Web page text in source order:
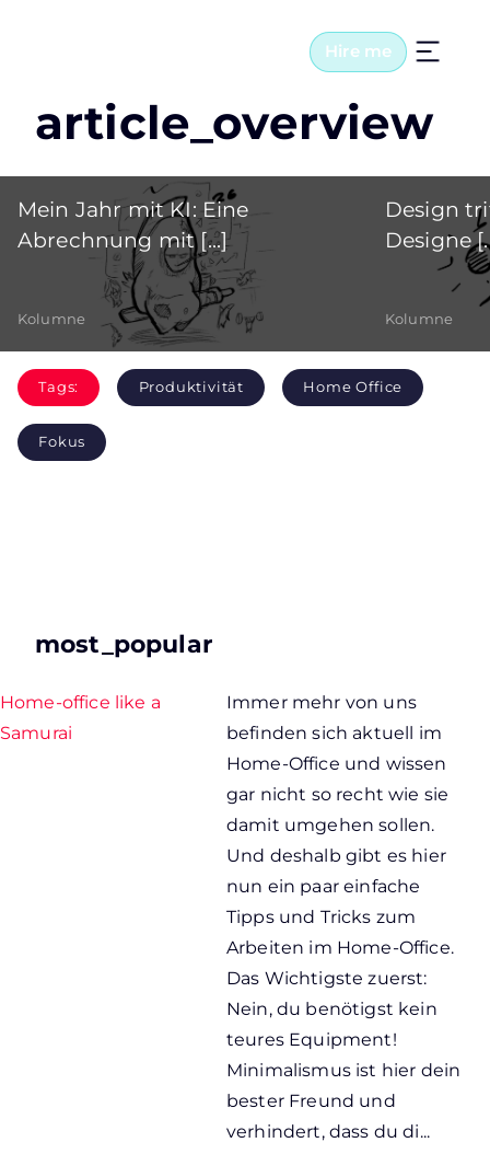
Hire me
article_overview
Mein Jahr mit KI: Eine
Abrechnung mit [...]
Kolumne
Design
Designe
Kolumne
Tags: Produktivität Home Office
Fokus
most_popular
Home-office like a
Samurai
Immer mehr von uns
befinden sich aktuell im
Home-Office und wissen
gar nicht so recht wie sie
damit umgehen sollen.
Und deshalb gibt es hier
nun ein paar einfache
Tipps und Tricks zum
Arbeiten im Home-Office.
Das Wichtigste zuerst:
Nein, du benötigst kein
teures Equipment!
Minimalismus ist hier dein
bester Freund und
verhindert, dass du di...